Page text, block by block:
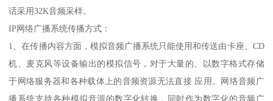
话采用32K音频采样。
IP网络广播系统传播方式：
1、在传播内容方面，模拟音频广播系统只能使用和传送由卡座、CD
机、麦克风等设备输出的模拟信号，对于大量的、以数字格式存储
于网络服务器和各种载体上的音频资源无法直接 应用。网络音频广
播系统支持各种模拟音源的数字化转换，同时作为数字化的音频广